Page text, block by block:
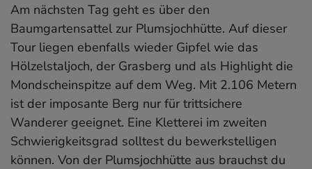
Am nächsten Tag geht es über den
Baumgartensattel zur Plumsjochhütte. Auf dieser
Tour liegen ebenfalls wieder Gipfel wie das
Hölzelstaljoch, der Grasberg und als Highlight die
Mondscheinspitze auf dem Weg. Mit 2.106 Metern
ist der imposante Berg nur für trittsichere
Wanderer geeignet. Eine Kletterei im zweiten
Schwierigkeitsgrad solltest du bewerkstelligen
können. Von der Plumsjochhütte aus brauchst du